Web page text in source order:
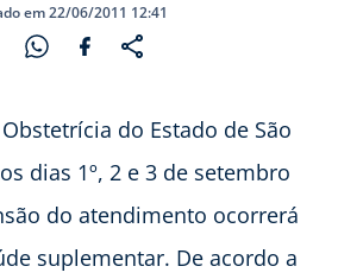
em 22/06/2011 12:41
do Estado de São
dias 1º, 2 e 3 de setembro
do atendimento ocorrerá
suplementar. De acordo a